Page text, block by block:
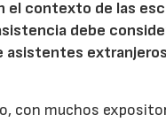
el contexto de las
debe
asistentes
con muchos